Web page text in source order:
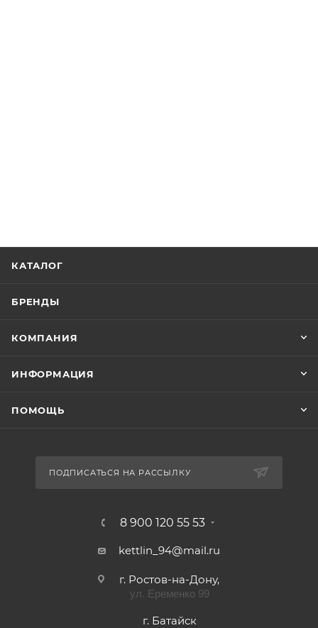
КАТАЛОГ
БРЕНДЫ
КОМПАНИЯ
ИНФОРМАЦИЯ
ПОМОЩЬ
ПОДПИСАТЬСЯ НА РАССЫЛКУ
8 900 120 55 53
kettlin_94@mail.ru
г. Ростов-на-Дону,
ул. Еременко 99
г. Батайск